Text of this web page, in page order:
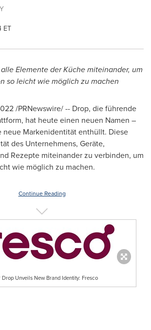
ET
Elemente der Küche miteinander, um
so leicht wie möglich zu machen
/PRNewswire/ -- Drop, die führende
hat heute einen neuen Namen –
neue Markenidentität enthüllt. Diese
des Unternehmens, Geräte,
Rezepte miteinander zu verbinden, um
wie möglich zu machen.
Continue Reading
Drop Unveils New Brand Identity: Fresco